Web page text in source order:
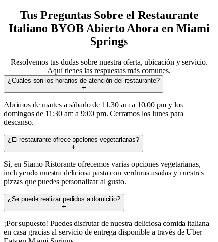
Tus Preguntas Sobre el Restaurante
Italiano BYOB Abierto Ahora en Miami
Springs
Resolvemos tus dudas sobre nuestra oferta, ubicación y servicio.
Aquí tienes las respuestas más comunes.
¿Cuáles son los horarios de atención del restaurante?
Abrimos de martes a sábado de 11:30 am a 10:00 pm y los
domingos de 11:30 am a 9:00 pm. Cerramos los lunes para
descanso.
¿El restaurante ofrece opciones vegetarianas?
Sí, en Siamo Ristorante ofrecemos varias opciones vegetarianas,
incluyendo nuestra deliciosa pasta con verduras asadas y nuestras
pizzas que puedes personalizar al gusto.
¿Se puede realizar pedidos a domicilio?
¡Por supuesto! Puedes disfrutar de nuestra deliciosa comida italiana
en casa gracias al servicio de entrega disponible a través de Uber